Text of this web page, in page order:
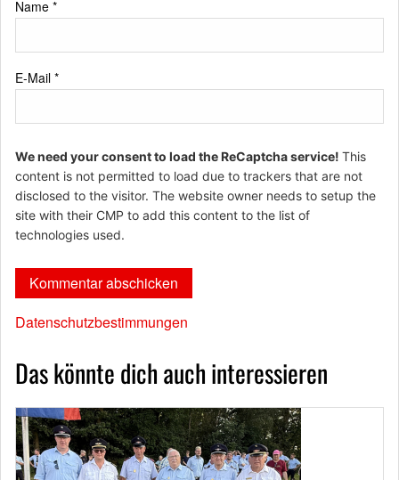
Name *
E-Mail *
We need your consent to load the ReCaptcha service! This
content is not permitted to load due to trackers that are not
disclosed to the visitor. The website owner needs to setup the
site with their CMP to add this content to the list of
technologies used.
Datenschutzbestimmungen
Das könnte dich auch interessieren